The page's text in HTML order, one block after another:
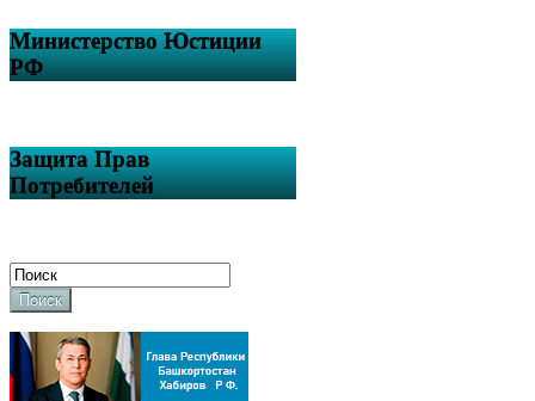
Министерство Юстиции
РФ
Защита Прав
Потребителей
Поиск